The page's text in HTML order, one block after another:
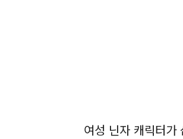
여성 닌자 캐릭터가